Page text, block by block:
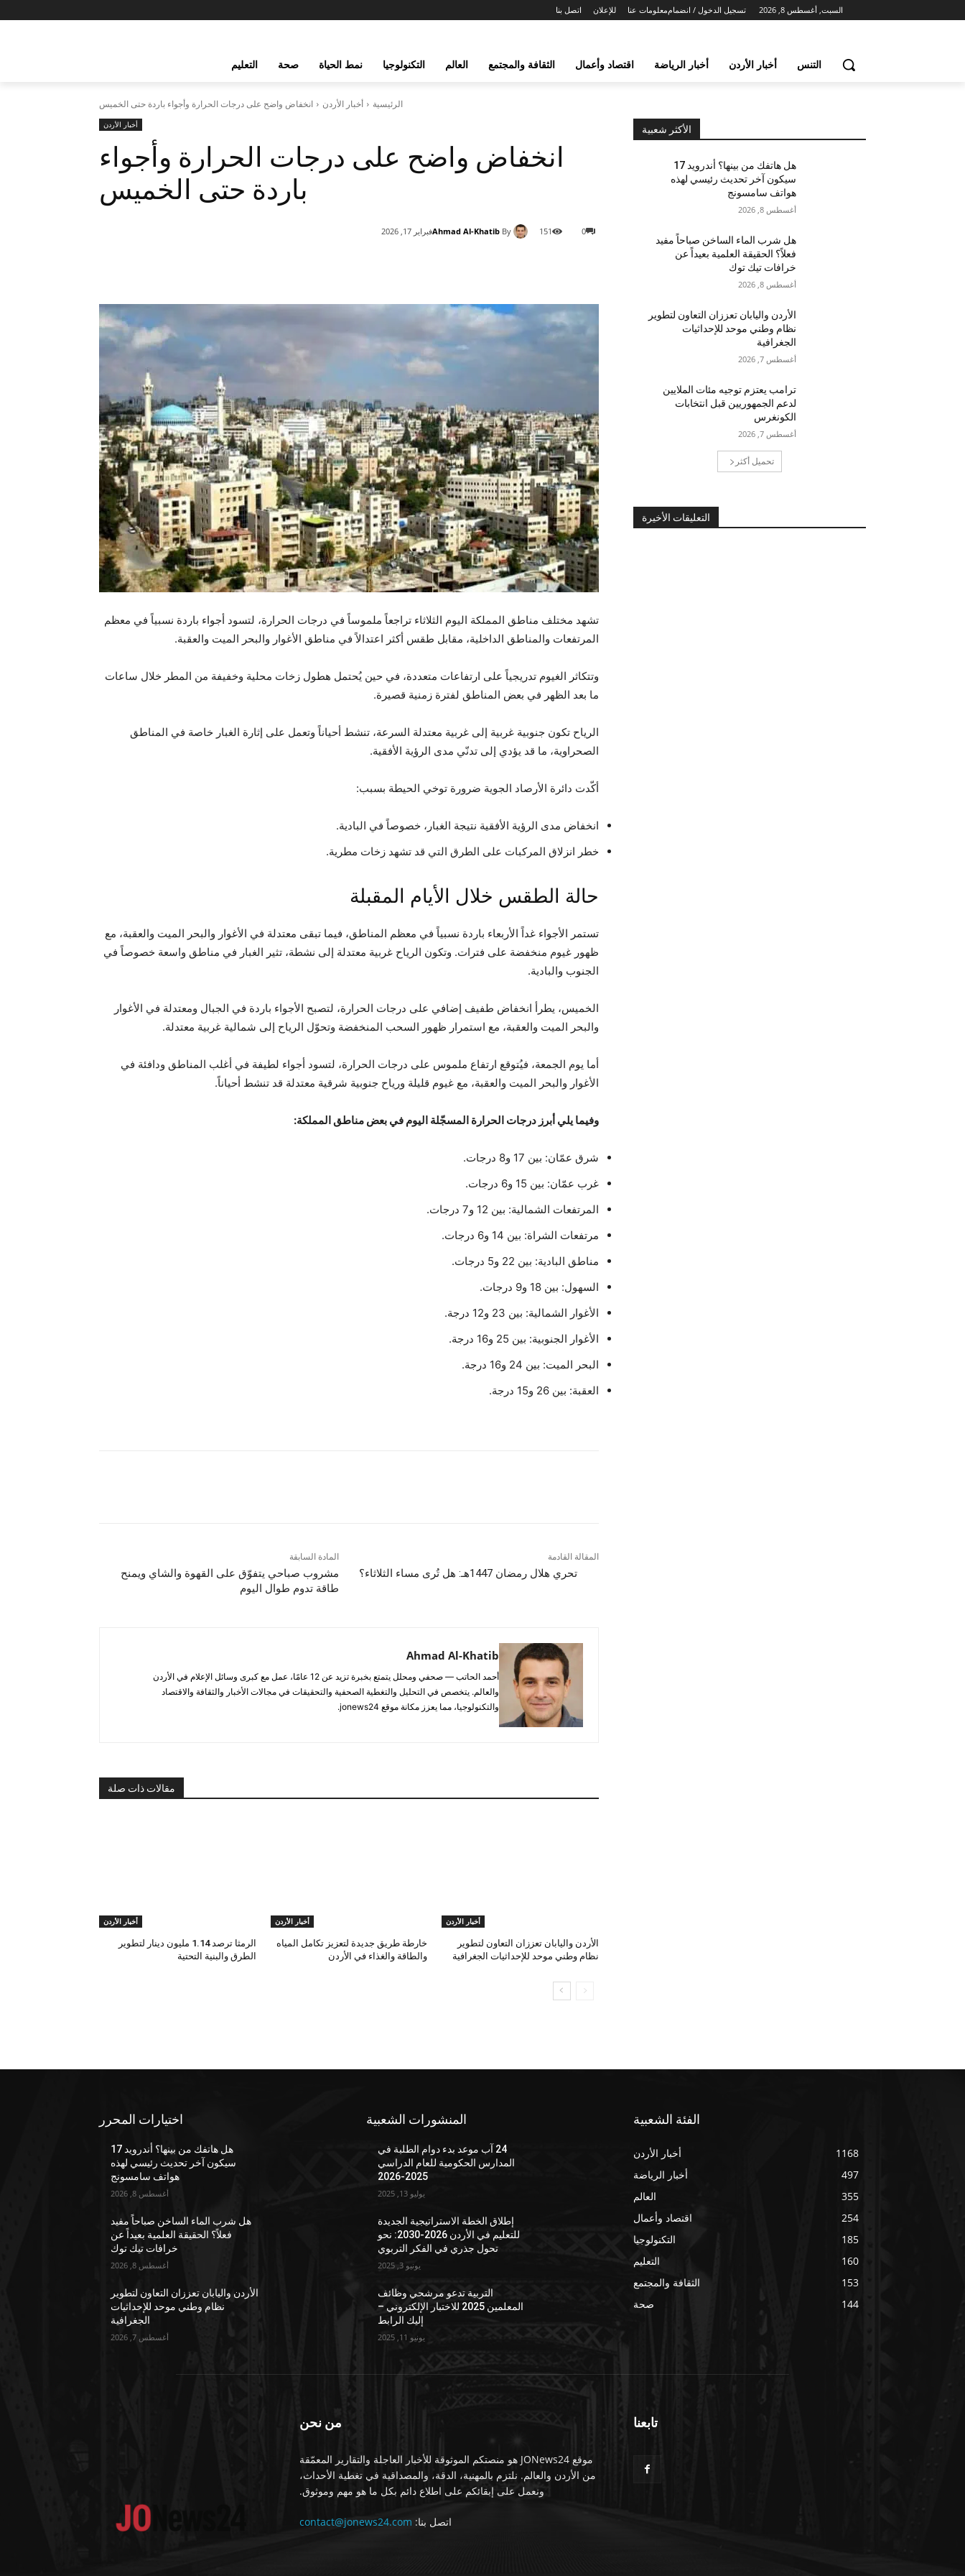
السبت, أغسطس 8, 2026 تسجيل الدخول / انضمام اتصل بنا للإعلان معلومات عنا
التنس أخبار الأردن أخبار الرياضة اقتصاد وأعمال الثقافة والمجتمع العالم التكنولوجيا نمط الحياة صحة التعليم
الرئيسية أخبار الأردن انخفاض واضح على درجات الحرارة وأجواء باردة حتى الخميس
أخبار الأردن
انخفاض واضح على درجات الحرارة وأجواء
باردة حتى الخميس
By
Ahmad Al-Khatibفبراير 17, 2026 0
151
تشهد مختلف مناطق المملكة اليوم الثلاثاء تراجعاً ملموساً في درجات الحرارة، لتسود أجواء باردة نسبياً في معظم
المرتفعات والمناطق الداخلية، مقابل طقس أكثر اعتدالاً في مناطق الأغوار والبحر الميت والعقبة.
وتتكاثر الغيوم تدريجياً على ارتفاعات متعددة، في حين يُحتمل هطول زخات محلية وخفيفة من المطر خلال ساعات
ما بعد الظهر في بعض المناطق لفترة زمنية قصيرة.
الرياح تكون جنوبية غربية إلى غربية معتدلة السرعة، تنشط أحياناً وتعمل على إثارة الغبار خاصة في المناطق
الصحراوية، ما قد يؤدي إلى تدنّي مدى الرؤية الأفقية.
أكّدت دائرة الأرصاد الجوية ضرورة توخي الحيطة بسبب:
انخفاض مدى الرؤية الأفقية نتيجة الغبار، خصوصاً في البادية.
خطر انزلاق المركبات على الطرق التي قد تشهد زخات مطرية.
حالة الطقس خلال الأيام المقبلة
تستمر الأجواء غداً الأربعاء باردة نسبياً في معظم المناطق، فيما تبقى معتدلة في الأغوار والبحر الميت والعقبة، مع
ظهور غيوم منخفضة على فترات. وتكون الرياح غربية معتدلة إلى نشطة، تثير الغبار في مناطق واسعة خصوصاً في
الجنوب والبادية.
الخميس، يطرأ انخفاض طفيف إضافي على درجات الحرارة، لتصبح الأجواء باردة في الجبال ومعتدلة في الأغوار
والبحر الميت والعقبة، مع استمرار ظهور السحب المنخفضة وتحوّل الرياح إلى شمالية غربية معتدلة.
أما يوم الجمعة، فيُتوقع ارتفاع ملموس على درجات الحرارة، لتسود أجواء لطيفة في أغلب المناطق ودافئة في
الأغوار والبحر الميت والعقبة، مع غيوم قليلة ورياح جنوبية شرقية معتدلة قد تنشط أحياناً.
وفيما يلي أبرز درجات الحرارة المسجّلة اليوم في بعض مناطق المملكة:
شرق عمّان: بين 17 و8 درجات.
غرب عمّان: بين 15 و6 درجات.
المرتفعات الشمالية: بين 12 و7 درجات.
مرتفعات الشراة: بين 14 و6 درجات.
مناطق البادية: بين 22 و5 درجات.
السهول: بين 18 و9 درجات.
الأغوار الشمالية: بين 23 و12 درجة.
الأغوار الجنوبية: بين 25 و16 درجة.
البحر الميت: بين 24 و16 درجة.
العقبة: بين 26 و15 درجة.
المادة السابقة
مشروب صباحي يتفوّق على القهوة والشاي ويمنح
طاقة تدوم طوال اليوم
المقالة القادمة
تحري هلال رمضان 1447هـ: هل تُرى مساء الثلاثاء؟
Ahmad Al-Khatib
أحمد الحاتب — صحفي ومحلل يتمتع بخبرة تزيد عن 12 عامًا، عمل مع كبرى وسائل الإعلام في الأردن
والعالم. يتخصص في التحليل والتغطية الصحفية والتحقيقات في مجالات الأخبار والثقافة والاقتصاد
والتكنولوجيا، مما يعزز مكانة موقع jonews24.
مقالات ذات صلة
أخبار الأردن
الأردن واليابان تعززان التعاون لتطوير
نظام وطني موحد للإحداثيات الجغرافية
أخبار الأردن
خارطة طريق جديدة لتعزيز تكامل المياه
والطاقة والغذاء في الأردن
أخبار الأردن
الرمثا ترصد 1.14 مليون دينار لتطوير
الطرق والبنية التحتية
الأكثر شعبية
هل هاتفك من بينها؟ أندرويد 17
سيكون آخر تحديث رئيسي لهذه
هواتف سامسونج
أغسطس 8, 2026
هل شرب الماء الساخن صباحاً مفيد
فعلاً؟ الحقيقة العلمية بعيداً عن
خرافات تيك توك
أغسطس 8, 2026
الأردن واليابان تعززان التعاون لتطوير
نظام وطني موحد للإحداثيات
الجغرافية
أغسطس 7, 2026
ترامب يعتزم توجيه مئات الملايين
لدعم الجمهوريين قبل انتخابات
الكونغرس
أغسطس 7, 2026
تحميل أكثر
التعليقات الأخيرة
اختيارات المحرر
هل هاتفك من بينها؟ أندرويد 17
سيكون آخر تحديث رئيسي لهذه
هواتف سامسونج
أغسطس 8, 2026
هل شرب الماء الساخن صباحاً مفيد
فعلاً؟ الحقيقة العلمية بعيداً عن
خرافات تيك توك
أغسطس 8, 2026
الأردن واليابان تعززان التعاون لتطوير
نظام وطني موحد للإحداثيات
الجغرافية
أغسطس 7, 2026
المنشورات الشعبية
24 آب موعد بدء دوام الطلبة في
المدارس الحكومية للعام الدراسي
2025-2026
يوليو 13, 2025
إطلاق الخطة الاستراتيجية الجديدة
للتعليم في الأردن 2026-2030: نحو
تحول جذري في الفكر التربوي
يونيو 3, 2025
التربية تدعو مرشحي وظائف
المعلمين 2025 للاختبار الإلكتروني –
إليك الرابط
يونيو 11, 2025
الفئة الشعبية
أخبار الأردن
1168
أخبار الرياضة
497
العالم
355
اقتصاد وأعمال
254
التكنولوجيا
185
التعليم
160
الثقافة والمجتمع
153
صحة
144
من نحن
موقع JONews24 هو منصتكم الموثوقة للأخبار العاجلة والتقارير المعمّقة
من الأردن والعالم. نلتزم بالمهنية، الدقة، والمصداقية في تغطية الأحداث،
ونعمل على إبقائكم على اطلاع دائم بكل ما هو مهم وموثوق.
اتصل بنا: contact@jonews24.com
تابعنا